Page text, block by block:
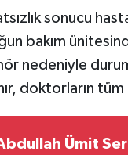
sonucu
bakım
nedeniyle
doktorların tüm
Ümit